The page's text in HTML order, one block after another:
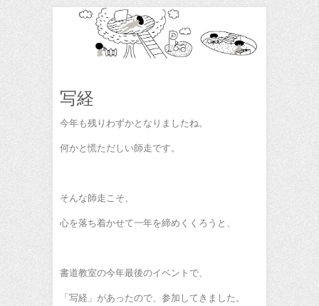
写経
今年も残りわずかとなりましたね。
何かと慌ただしい師走です。
そんな師走こそ、
心を落ち着かせて一年を締めくくろうと、
書道教室の今年最後のイベントで、
「写経」があったので、参加してきました。